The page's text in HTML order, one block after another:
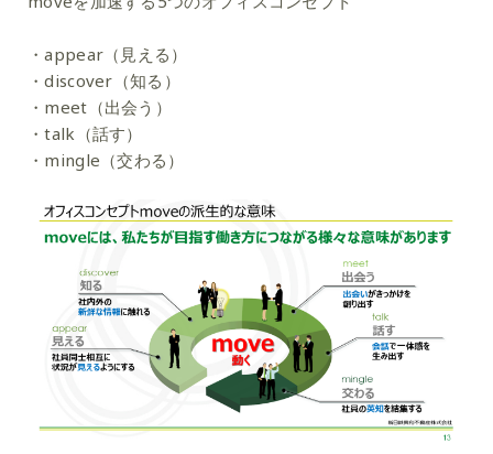
・appear（見える）
・discover（知る）
・meet（出会う）
・talk（話す）
・mingle（交わる）